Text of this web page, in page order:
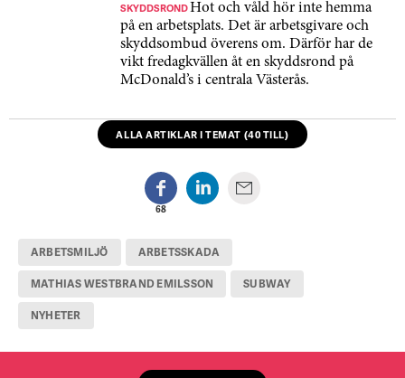
SKYDDSRONDHot och våld hör inte hemma
på en arbetsplats. Det är arbetsgivare och
skyddsombud överens om. Därför har de
vikt fredagkvällen åt en skyddsrond på
McDonald’s i centrala Västerås.
ALLA ARTIKLAR I TEMAT (40 TILL)
68
ARBETSMILJÖ ARBETSSKADA
MATHIAS WESTBRAND EMILSSON SUBWAY
NYHETER